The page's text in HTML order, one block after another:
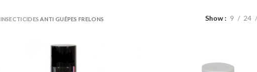
INSECTICIDES ANTI GUÊPES FRELONS Show 9 24